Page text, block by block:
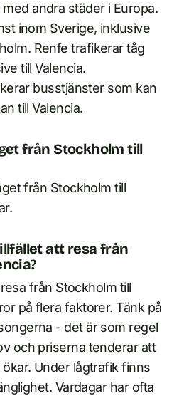
andra städer i Europa.
inom Sverige, inklusive
Renfe trafikerar tåg
till Valencia.
busstjänster som kan
till Valencia.
från Stockholm till
från Stockholm till
att resa från
från Stockholm till
på flera faktorer. Tänk på
- det är som regel
och priserna tenderar att
Under lågtrafik finns
Vardagar har ofta